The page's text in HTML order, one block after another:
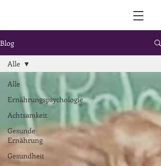
Blog
Alle
Ernährungspsychologie
Achtsamkeit
Gesunde
Ernährung
Gesundheit
Alle